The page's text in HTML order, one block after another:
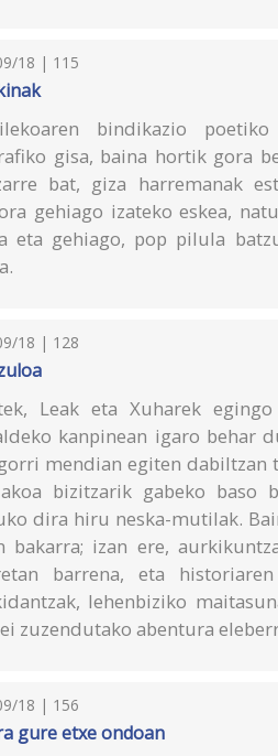
18 | 115
bindikazio
gisa, baina hortik gora
bat, giza harremanak
gehiago izateko eskea,
eta gehiago, pop pilula
18 | 128
Leak eta Xuharek
kanpinean igaro behar
mendian egiten
bizitzarik gabeko
dira hiru neska-mutilak.
bakarra; izan ere,
barrena, eta
lehenbiziko
zuzendutako abentura
18 | 156
gure etxe ondoan